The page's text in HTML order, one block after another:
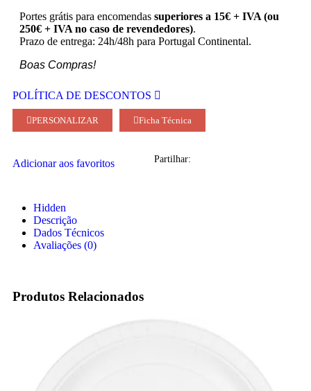
Portes grátis para encomendas superiores a 15€ + IVA (ou
250€ + IVA no caso de revendedores).
Prazo de entrega: 24h/48h para Portugal Continental.
Boas Compras!
POLÍTICA DE DESCONTOS
PERSONALIZAR Ficha Técnica
Adicionar aos favoritos Partilhar:
Hidden
Descrição
Dados Técnicos
Avaliações (0)
Produtos Relacionados